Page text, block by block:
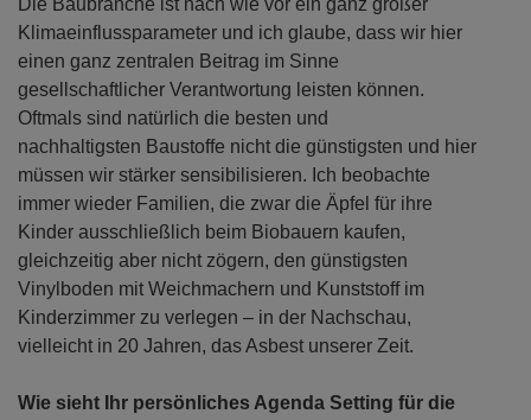
Die Baubranche ist nach wie vor ein ganz großer
Klimaeinflussparameter und ich glaube, dass wir hier
einen ganz zentralen Beitrag im Sinne
gesellschaftlicher Verantwortung leisten können.
Oftmals sind natürlich die besten und
nachhaltigsten Baustoffe nicht die günstigsten und hier
müssen wir stärker sensibilisieren. Ich beobachte
immer wieder Familien, die zwar die Äpfel für ihre
Kinder ausschließlich beim Biobauern kaufen,
gleichzeitig aber nicht zögern, den günstigsten
Vinylboden mit Weichmachern und Kunststoff im
Kinderzimmer zu verlegen – in der Nachschau,
vielleicht in 20 Jahren, das Asbest unserer Zeit.
Wie sieht Ihr persönliches Agenda Setting für die